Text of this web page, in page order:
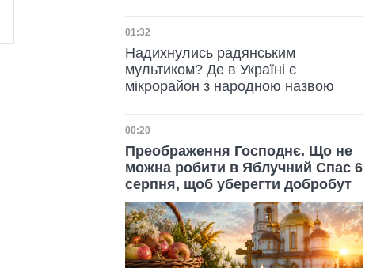
Дата публікації
01:32
Надихнулись радянським
мультиком? Де в Україні є
мікрорайон з народною назвою
Дата публікації
00:20
Преображення Господнє. Що не
можна робити в Яблучний Спас 6
серпня, щоб уберегти добробут